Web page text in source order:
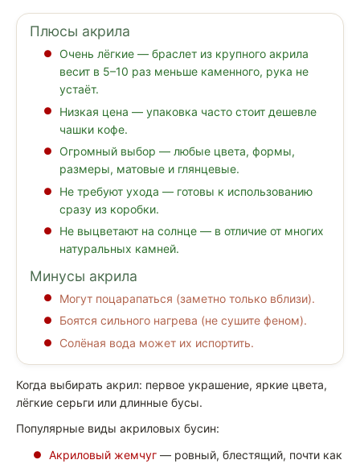
Плюсы акрила
Очень лёгкие — браслет из крупного акрила
весит в 5–10 раз меньше каменного, рука не
устаёт.
Низкая цена — упаковка часто стоит дешевле
чашки кофе.
Огромный выбор — любые цвета, формы,
размеры, матовые и глянцевые.
Не требуют ухода — готовы к использованию
сразу из коробки.
Не выцветают на солнце — в отличие от многих
натуральных камней.
Минусы акрила
Могут поцарапаться (заметно только вблизи).
Боятся сильного нагрева (не сушите феном).
Солёная вода может их испортить.
Когда выбирать акрил: первое украшение, яркие цвета,
лёгкие серьги или длинные бусы.
Популярные виды акриловых бусин:
Акриловый жемчуг — ровный, блестящий, почти как